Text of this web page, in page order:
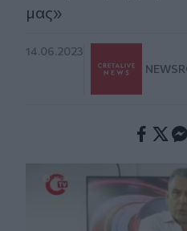
μας»
14.06.2023